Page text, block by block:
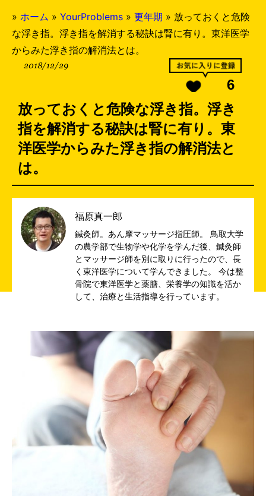
» ホーム » YourProblems » 更年期 » 放っておくと危険
な浮き指。浮き指を解消する秘訣は腎に有り。東洋医学
からみた浮き指の解消法とは。
2018/12/29
6
放っておくと危険な浮き指。浮き
指を解消する秘訣は腎に有り。東
洋医学からみた浮き指の解消法と
は。
福原真一郎
鍼灸師。あん摩マッサージ指圧師。 鳥取大学
の農学部で生物学や化学を学んだ後、鍼灸師
とマッサージ師を別に取りに行ったので、長
く東洋医学について学んできました。 今は整
骨院で東洋医学と薬膳、栄養学の知識を活か
して、治療と生活指導を行っています。